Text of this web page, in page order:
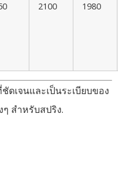
2100 1980
ดเจนและเป็นระเบียบของ
สำหรับสปริง.